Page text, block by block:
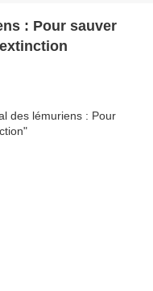
: Pour sauver